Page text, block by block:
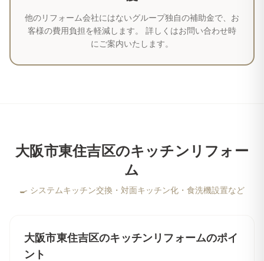
他のリフォーム会社にはないグループ独自の補助金で、お
客様の費用負担を軽減します。 詳しくはお問い合わせ時
にご案内いたします。
大阪市東住吉区のキッチンリフォー
ム
🍳 システムキッチン交換・対面キッチン化・食洗機設置など
大阪市東住吉区のキッチンリフォームのポイ
ント